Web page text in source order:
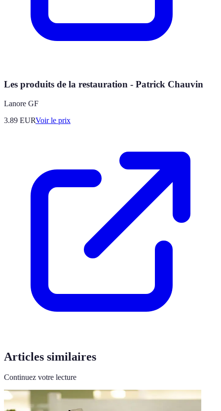
Les produits de la restauration - Patrick Chauvin
Lanore GF
3.89 EURVoir le prix
Articles similaires
Continuez votre lecture